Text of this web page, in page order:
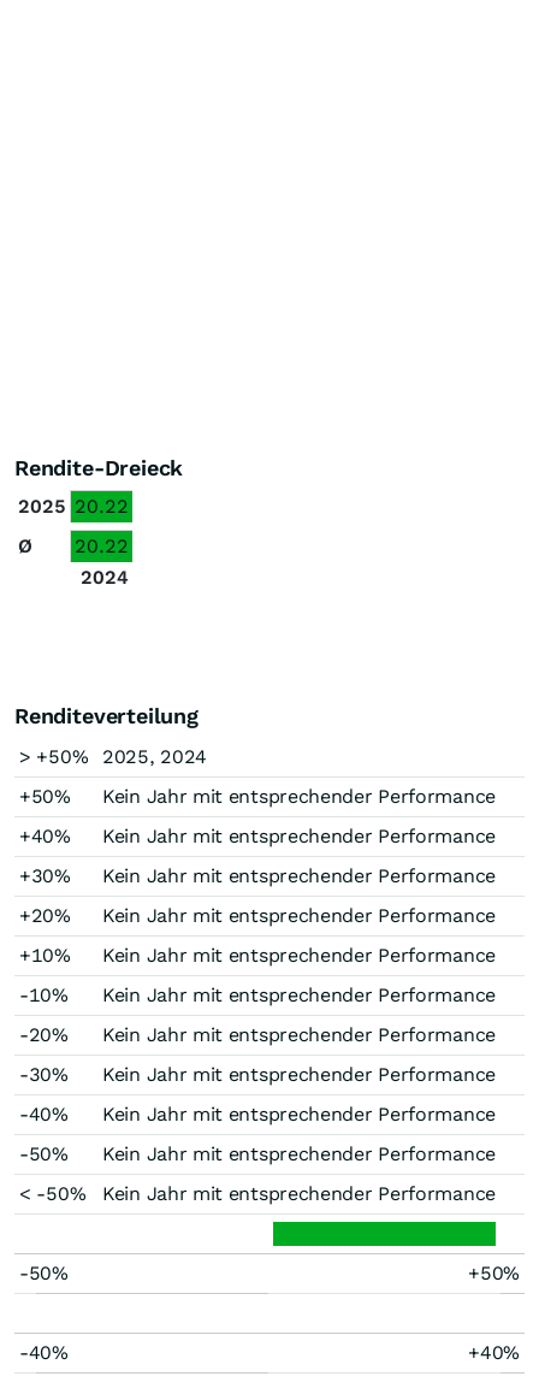
Rendite-Dreieck
2025 20.22
Ø
20.22
2024
Renditeverteilung
> +50%
2025, 2024
+50%
Kein Jahr mit entsprechender Performance
+40%
Kein Jahr mit entsprechender Performance
+30%
Kein Jahr mit entsprechender Performance
+20%
Kein Jahr mit entsprechender Performance
+10%
Kein Jahr mit entsprechender Performance
-10%
Kein Jahr mit entsprechender Performance
-20%
Kein Jahr mit entsprechender Performance
-30%
Kein Jahr mit entsprechender Performance
-40%
Kein Jahr mit entsprechender Performance
-50%
Kein Jahr mit entsprechender Performance
< -50%
Kein Jahr mit entsprechender Performance
-50% +50%
-40% +40%